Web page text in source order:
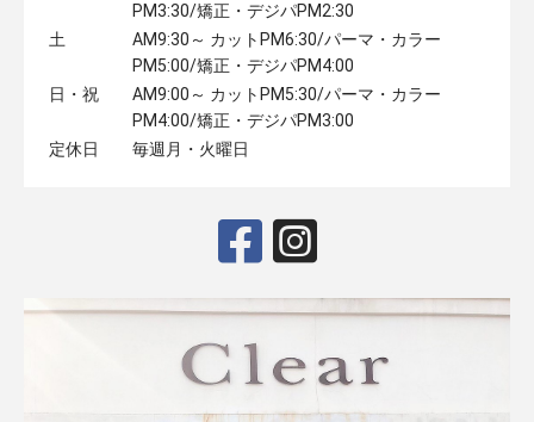
PM3:30/矯正・デジパPM2:30
土
AM9:30～ カットPM6:30/パーマ・カラー
PM5:00/矯正・デジパPM4:00
日・祝
AM9:00～ カットPM5:30/パーマ・カラー
PM4:00/矯正・デジパPM3:00
定休日
毎週月・火曜日